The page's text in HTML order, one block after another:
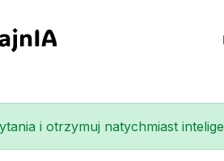
i otrzymuj natychmiast